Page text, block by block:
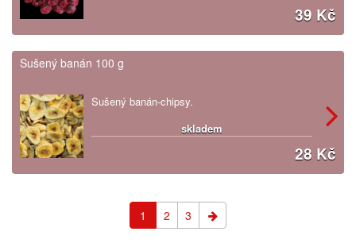
39 Kč
Sušený banán 100 g
Sušený banán-chipsy.
skladem
28 Kč
1 2 3